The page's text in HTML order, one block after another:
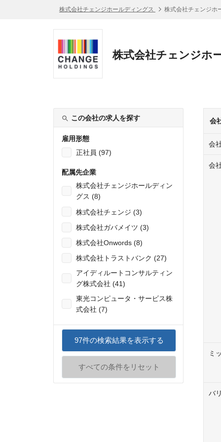
株式会社チェンジホールディングス 株式会社チェンジホ
株式会社チェンジホ
この会社の求人を探す
雇用形態
正社員 (97)
配属先企業
株式会社チェンジホールディン
グス (8)
株式会社チェンジ (3)
株式会社ガバメイツ (3)
株式会社Onwords (8)
株式会社トラストバンク (27)
アイディルートコンサルティン
グ株式会社 (41)
東光コンピュータ・サービス株
式会社 (7)
97件の検索結果を表示する
すべての条件をリセット
会
会
会
ミ
バ